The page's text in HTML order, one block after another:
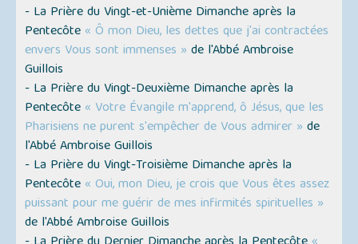
- La Prière du Vingt-et-Unième Dimanche après la
Pentecôte « Ô mon Dieu, les dettes que j'ai contractées
envers Vous sont immenses » de l'Abbé Ambroise
Guillois
- La Prière du Vingt-Deuxième Dimanche après la
Pentecôte « Votre Évangile m'apprend, ô Jésus, que les
Pharisiens ne purent s'empêcher de Vous admirer » de
l'Abbé Ambroise Guillois
- La Prière du Vingt-Troisième Dimanche après la
Pentecôte « Oui, mon Dieu, je crois que Vous êtes assez
puissant pour me guérir de mes infirmités spirituelles »
de l'Abbé Ambroise Guillois